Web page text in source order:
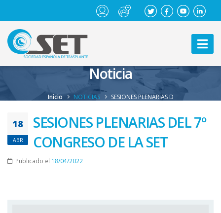
Noticia
Inicio NOTICIAS SESIONES PLENARIAS D
18
ABR
SESIONES PLENARIAS DEL 7º
CONGRESO DE LA SET
Publicado el 18/04/2022